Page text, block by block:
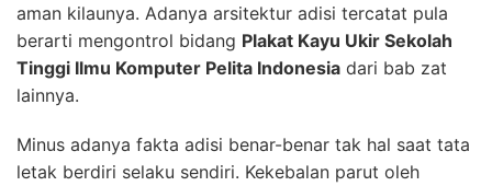
aman kilaunya. Adanya arsitektur adisi tercatat pula
berarti mengontrol bidang Plakat Kayu Ukir Sekolah
Tinggi Ilmu Komputer Pelita Indonesia dari bab zat
lainnya.
Minus adanya fakta adisi benar-benar tak hal saat tata
letak berdiri selaku sendiri. Kekebalan parut oleh